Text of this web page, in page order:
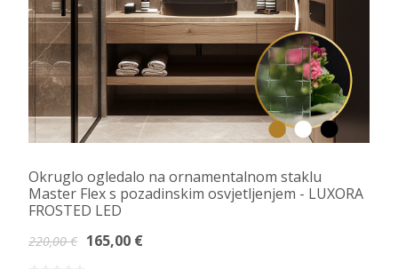
Okruglo ogledalo na ornamentalnom staklu
Master Flex s pozadinskim osvjetljenjem - LUXORA
FROSTED LED
220,00 € 165,00 €